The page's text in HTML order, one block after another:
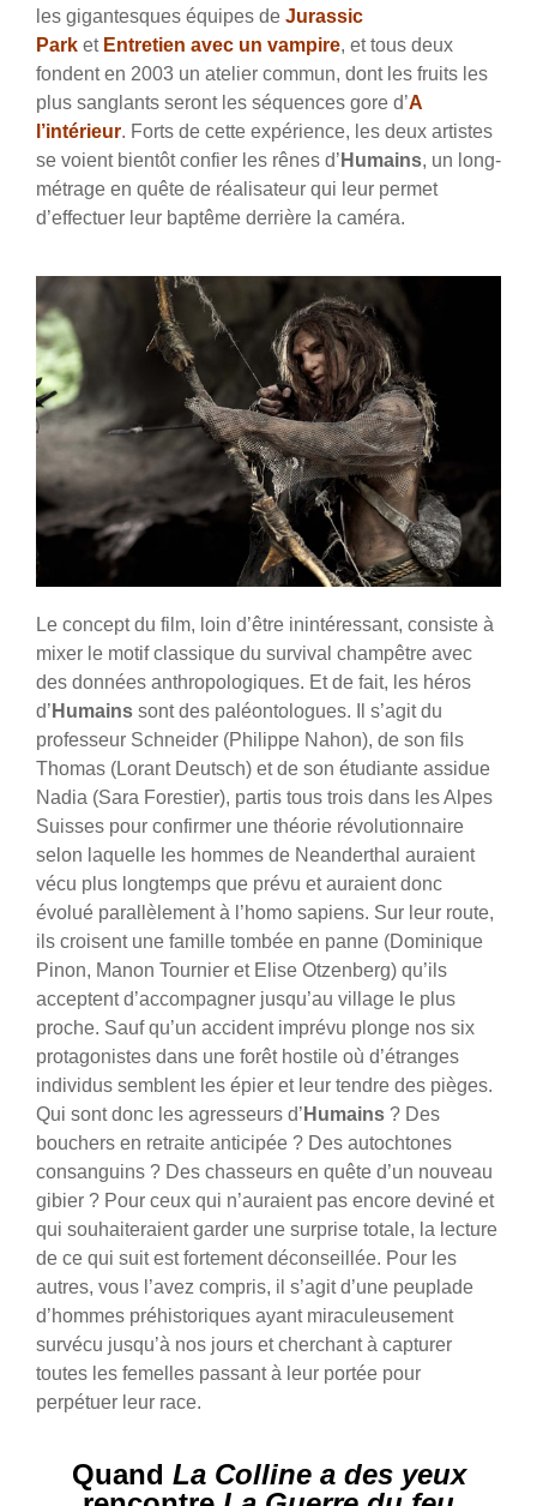
les gigantesques équipes de Jurassic
Park et Entretien avec un vampire, et tous deux
fondent en 2003 un atelier commun, dont les fruits les
plus sanglants seront les séquences gore d’A
l’intérieur. Forts de cette expérience, les deux artistes
se voient bientôt confier les rênes d’ Humains, un long-
métrage en quête de réalisateur qui leur permet
d’effectuer leur baptême derrière la caméra.
Le concept du film, loin d’être inintéressant, consiste à
mixer le motif classique du survival champêtre avec
des données anthropologiques. Et de fait, les héros
d’ Humains sont des paléontologues. Il s’agit du
professeur Schneider (Philippe Nahon), de son fils
Thomas (Lorant Deutsch) et de son étudiante assidue
Nadia (Sara Forestier), partis tous trois dans les Alpes
Suisses pour confirmer une théorie révolutionnaire
selon laquelle les hommes de Neanderthal auraient
vécu plus longtemps que prévu et auraient donc
évolué parallèlement à l’homo sapiens. Sur leur route,
ils croisent une famille tombée en panne (Dominique
Pinon, Manon Tournier et Elise Otzenberg) qu’ils
acceptent d’accompagner jusqu’au village le plus
proche. Sauf qu’un accident imprévu plonge nos six
protagonistes dans une forêt hostile où d’étranges
individus semblent les épier et leur tendre des pièges.
Qui sont donc les agresseurs d’ Humains ? Des
bouchers en retraite anticipée ? Des autochtones
consanguins ? Des chasseurs en quête d’un nouveau
gibier ? Pour ceux qui n’auraient pas encore deviné et
qui souhaiteraient garder une surprise totale, la lecture
de ce qui suit est fortement déconseillée. Pour les
autres, vous l’avez compris, il s’agit d’une peuplade
d’hommes préhistoriques ayant miraculeusement
survécu jusqu’à nos jours et cherchant à capturer
toutes les femelles passant à leur portée pour
perpétuer leur race.
Quand La Colline a des yeux